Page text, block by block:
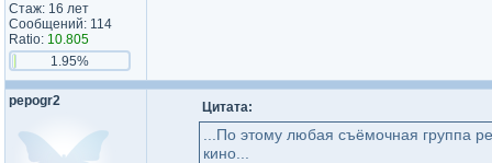
Стаж: 16 лет
Сообщений: 114
Ratio: 10.805
1.95%
pepogr2 Цитата:
...По этому любая съёмочная группа
кино...